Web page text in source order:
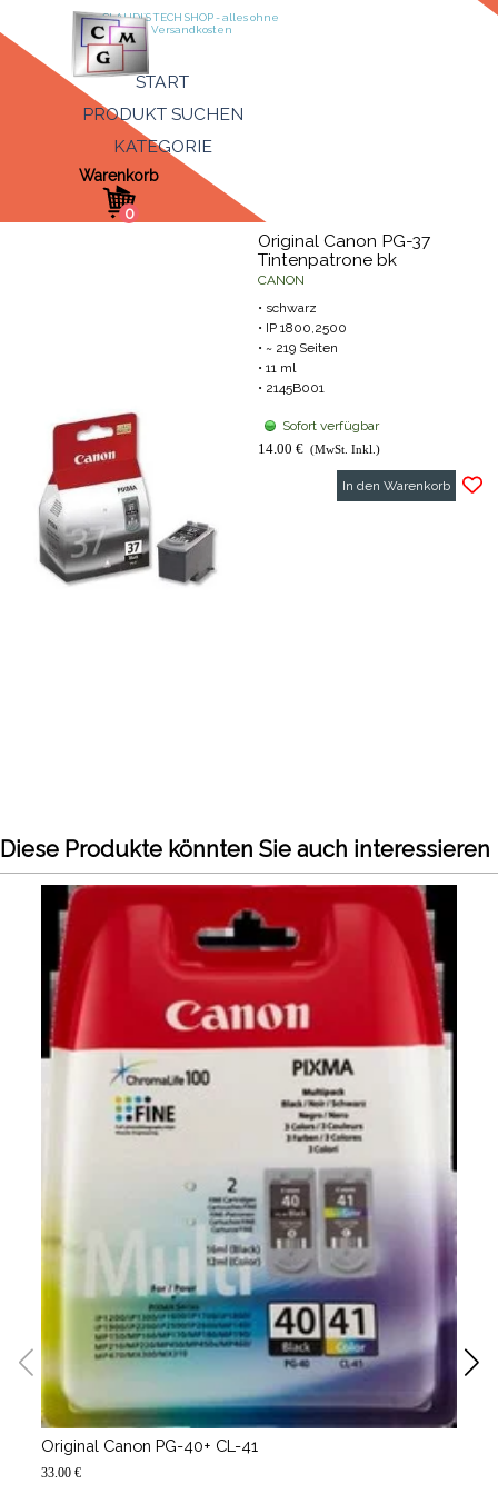
Direkt zum SeiteninhaltCLAUDI´S TECH SHOP - alles ohne
Versandkosten
Menü überspringen
START
PRODUKT SUCHEN
KATEGORIE
Warenkorb
Original Canon PG-37
Tintenpatrone bk
CANON
• schwarz
• IP 1800,2500
• ~ 219 Seiten
• 11 ml
• 2145B001
Sofort verfügbar
14.00 € (MwSt. Inkl.)
In den Warenkorb
Diese Produkte könnten Sie auch interessieren
Original Canon PG-40+ CL-41
33.00 €